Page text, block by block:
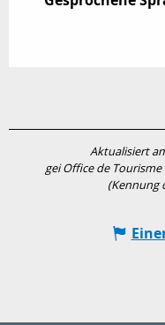
Aktualisiert
gei Office de
(Kennung